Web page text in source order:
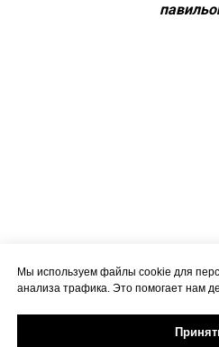
Мы используем файлы cookie для
анализа трафика. Это помогает нам